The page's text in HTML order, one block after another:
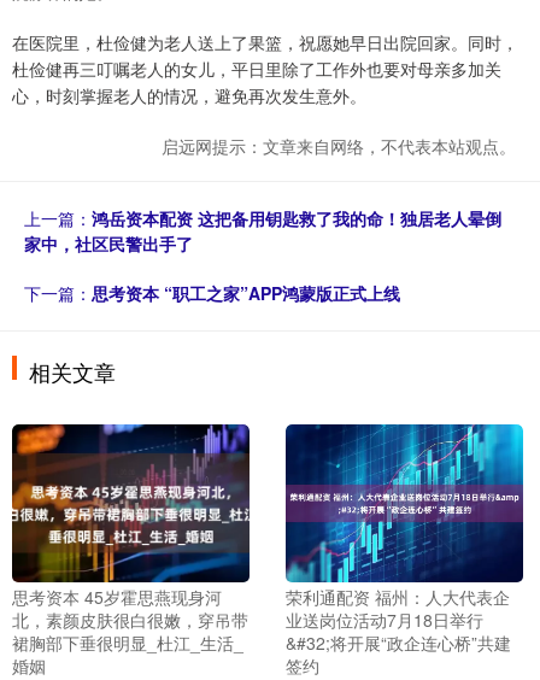
在医院里，杜俭健为老人送上了果篮，祝愿她早日出院回家。同时，
杜俭健再三叮嘱老人的女儿，平日里除了工作外也要对母亲多加关
心，时刻掌握老人的情况，避免再次发生意外。
启远网提示：文章来自网络，不代表本站观点。
上一篇： 鸿岳资本配资 这把备用钥匙救了我的命！独居老人晕倒
家中，社区民警出手了
下一篇： 思考资本 “职工之家”APP鸿蒙版正式上线
相关文章
思考资本 45岁霍思燕现身河
北，素颜皮肤很白很嫩，穿吊带
裙胸部下垂很明显_杜江_生活_
婚姻
荣利通配资 福州：人大代表企
业送岗位活动7月18日举行
&#32;将开展“政企连心桥”共建
签约